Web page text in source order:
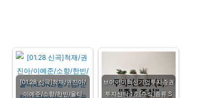
[01.28 신곡]척재/권진아/
이예준/소향/한빈/올티
브이아이혁신기업투자증권
투자신탁 1호[주식]종류 S